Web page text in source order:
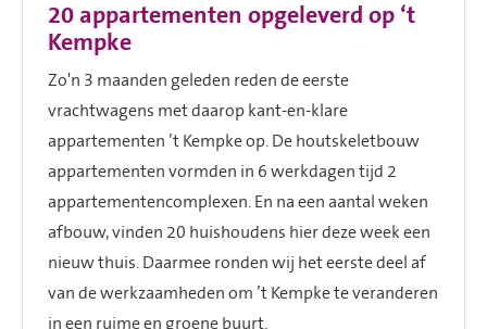
20 appartementen opgeleverd op ‘t
Kempke
Zo'n 3 maanden geleden reden de eerste
vrachtwagens met daarop kant-en-klare
appartementen ’t Kempke op. De houtskeletbouw
appartementen vormden in 6 werkdagen tijd 2
appartementencomplexen. En na een aantal weken
afbouw, vinden 20 huishoudens hier deze week een
nieuw thuis. Daarmee ronden wij het eerste deel af
van de werkzaamheden om ’t Kempke te veranderen
in een ruime en groene buurt.